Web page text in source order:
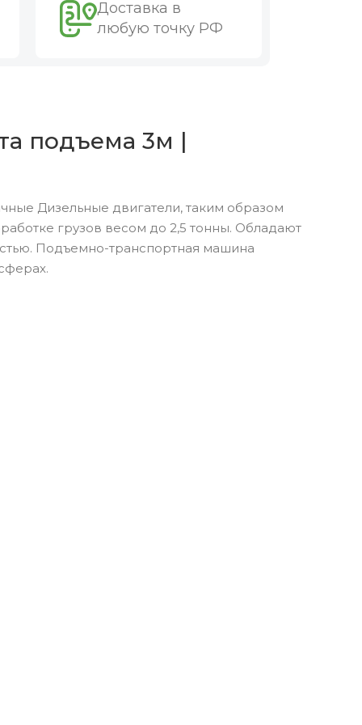
Доставка в
любую точку РФ
подъема 3м |
Дизельные двигатели, таким образом
грузов весом до 2,5 тонны. Обладают
Подъемно-транспортная машина